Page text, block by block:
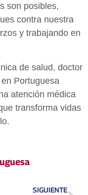
son posibles,
contra nuestra
y trabajando en
de salud, doctor
Portuguesa
atención médica
transforma vidas
SIGUIENTE